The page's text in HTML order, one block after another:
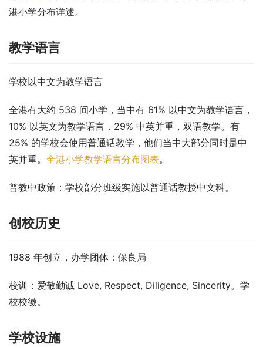
港小学分布详述。
教学语言
学校以中文为教学语言
全港有大约 538 间小学，当中有 61% 以中文为教学语言，
10% 以英文为教学语言，29% 中英并重，双语教学。有
25% 的学校会使用普通话教学，他们当中大部分同时是中
英并重。 全港小学教学语言分布图表。
普教中政策 ：学校部分班级实施以普通话教授中文科。
创校历史
1988 年创立，办学团体：保良局
校训：爱敬勤诚 Love, Respect, Diligence, Sincerity。学
校校徽。
学校设施